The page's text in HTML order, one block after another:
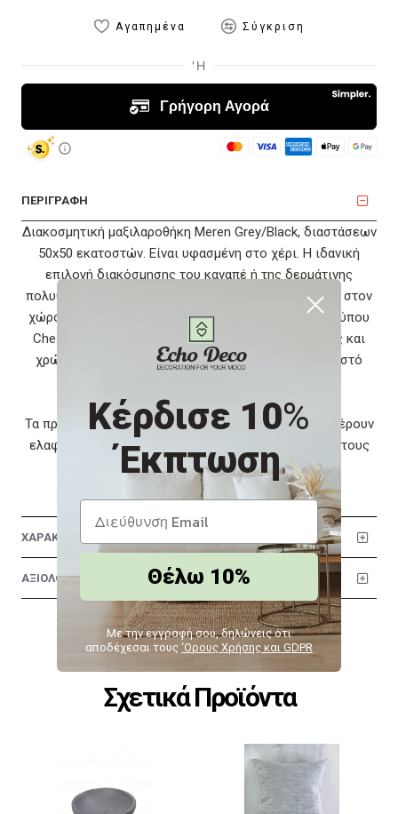
Αγαπημένα Σύγκριση
ΠΕΡΙΓΡΑΦΗ
Διακοσμητική μαξιλαροθήκη Meren Grey/Black, διαστάσεων
50x50 εκατοστών. Είναι υφασμένη στο χέρι. Η ιδανική
επιλογή διακόσμησης του καναπέ ή της δερμάτινης
πολυθρόνας σας, θα δώσει μια retro-vintage αίσθηση στον
χώρο σας. Συνδυάζεται με μαύρο και καφέ καναπέ τύπου
Chesterfield καθώς και ριχτάρια σε παρόμοιες υφές και
χρώματα. Απολαύστε το τσάι ή το ποτό σας στο ζεστό
Τα προϊόντα και τα χρώματά τους ενδέχεται να διαφέρουν
ελαφρώς σε σχέση με τη φωτογραφική απεικόνισή τους
στην οθόνη σας. Το προϊόν διατίθεται από την:
EchoDeco.Gr Ε.Ε. | Διαδικτυακές Πωλήσεις
ΧΑΡΑΚΤΗΡΙΣΤΙΚΑ
ΑΞΙΟΛΟΓΗΣΕΙΣ
Σχετικά Προϊόντα
Κέρδισε 10%
Έκπτωση
Θέλω 10%
Με την εγγραφή σου, δηλώνεις ότι
αποδέχεσαι τους ‘Ορους Χρήσης και GDPR